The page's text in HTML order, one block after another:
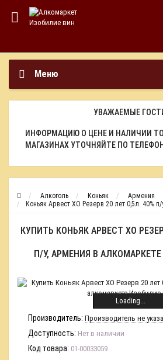
Меню
УВАЖАЕМЫЕ
ИНФОРМАЦИЮ О ЦЕНЕ И НАЛИЧИИ
МАГАЗИНАХ УТОЧНЯЙТЕ ПО
Алкоголь Коньяк
Армения
Коньяк Арвест ХО Резерв 20 лет 0,5л. 40%
КУПИТЬ КОНЬЯК АРВЕСТ ХО
П/У, АРМЕНИЯ В
Loading...
Производитель: Производитель не
Доступность: Нет в наличии
Код товара: 01-00033059